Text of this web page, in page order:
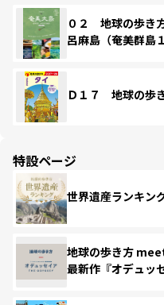
０２ 地球の歩
呂麻島（奄美群
Ｄ１７ 地球の歩
特設ページ
世界遺産ランキン
地球の歩き方
最新作『オデュッ